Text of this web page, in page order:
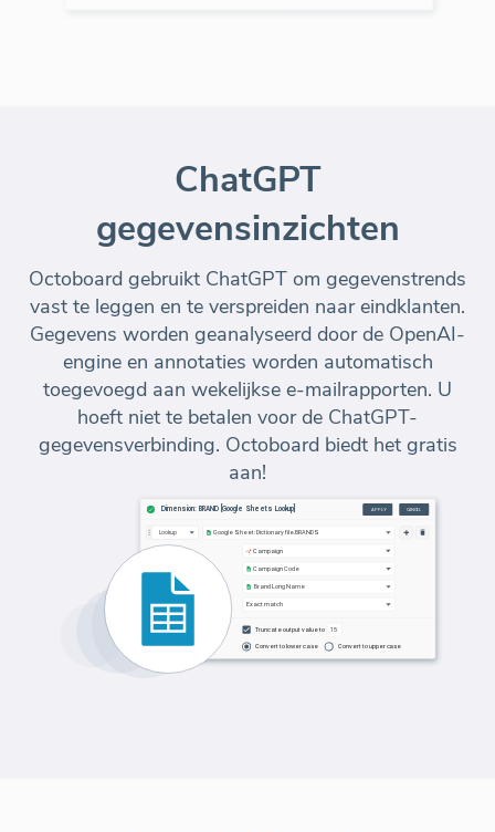
ChatGPT
gegevensinzichten
Octoboard gebruikt ChatGPT om gegevenstrends
vast te leggen en te verspreiden naar eindklanten.
Gegevens worden geanalyseerd door de OpenAI-
engine en annotaties worden automatisch
toegevoegd aan wekelijkse e-mailrapporten. U
hoeft niet te betalen voor de ChatGPT-
gegevensverbinding. Octoboard biedt het gratis
aan!